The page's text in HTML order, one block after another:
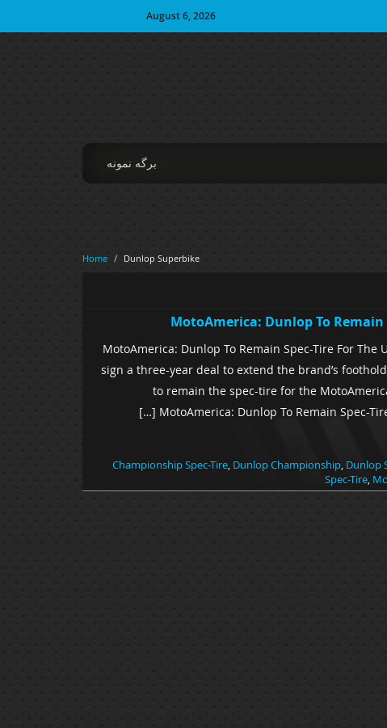
August 6, 2026
برگه نمونه
Home / Dunlop Superbike
MotoAmerica: Dunlop To Remain
MotoAmerica: Dunlop To Remain Spec-Tire For
sign a three-year deal to extend the brand’s
to remain the spec-tire for the
MotoAmerica: Dunlop To Remain Spec-
Championship Spec-Tire, Dunlop Championship, Dunlop
Spec-Tire,